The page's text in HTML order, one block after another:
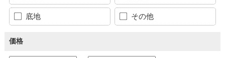
底地 その他
価格